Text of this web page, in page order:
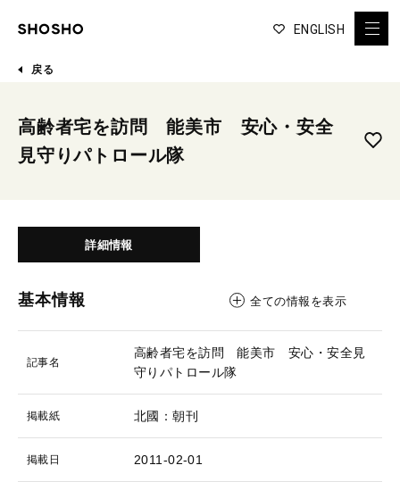
ENGLISH
戻る
高齢者宅を訪問 能美市 安心・安全
見守りパトロール隊
詳細情報
基本情報 全ての情報を表示
記事名
高齢者宅を訪問 能美市 安心・安全見
守りパトロール隊
掲載紙 北國：朝刊
掲載日 2011-02-01